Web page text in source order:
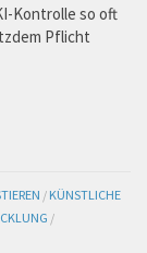
Kontrolle so oft
Pflicht
/ KÜNSTLICHE
/